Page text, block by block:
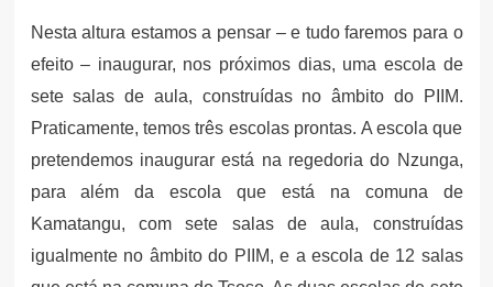
Nesta altura estamos a pensar – e tudo faremos para o
efeito – inaugurar, nos próximos dias, uma escola de
sete salas de aula, construídas no âmbito do PIIM.
Praticamente, temos três escolas prontas. A escola que
pretendemos inaugurar está na regedoria do Nzunga,
para além da escola que está na comuna de
Kamatangu, com sete salas de aula, construídas
igualmente no âmbito do PIIM, e a escola de 12 salas